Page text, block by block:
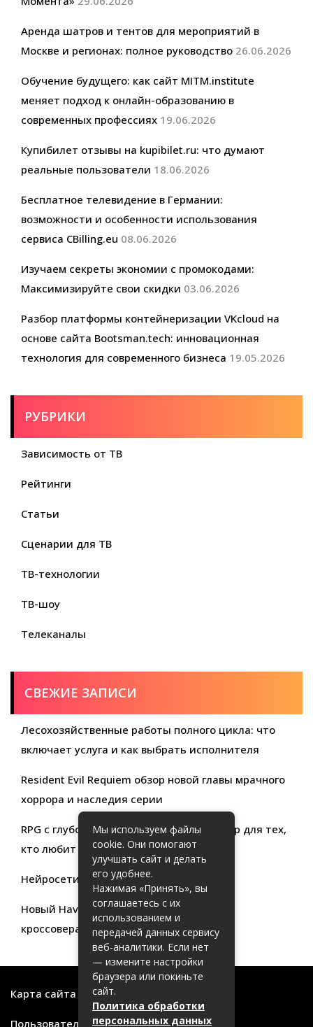
Аренда шатров и тентов для мероприятий в
Москве и регионах: полное руководство 26.06.2026
Обучение будущего: как сайт MITM.institute
меняет подход к онлайн-образованию в
современных профессиях 19.06.2026
Купибилет отзывы на kupibilet.ru: что думают
реальные пользователи 18.06.2026
Бесплатное телевидение в Германии:
возможности и особенности использования
сервиса CBilling.eu 08.06.2026
Изучаем секреты экономии с промокодами:
Максимизируйте свои скидки 03.06.2026
Разбор платформы контейнеризации VKcloud на
основе сайта Bootsman.tech: инновационная
технология для современного бизнеса 19.05.2026
РУБРИКИ
Зависимость от ТВ
Рейтинги
Статьи
Сценарии для ТВ
ТВ-технологии
ТВ-шоу
Телеканалы
СВЕЖИЕ ЗАПИСИ
Лесохозяйственные работы полного цикла: что
включает услуга и как выбрать исполнителя
Resident Evil Requiem обзор новой главы мрачного
хоррора и наследия серии
RPG с глубокой кастомизацией обзор игр для тех,
кто любит свободу выбора
Нейросети для продуктивности
Новый Haval Jolion: обзор современного
кроссовера для активной жизни
Карта сайта
Пользовательское соглашение
Мы используем файлы
cookie. Они помогают
улучшать сайт и делать
его удобнее.
Нажимая «Принять», вы
соглашаетесь с их
использованием и
передачей данных сервису
веб-аналитики. Если нет
— измените настройки
браузера или покиньте
сайт.
Политика обработки
персональных данных